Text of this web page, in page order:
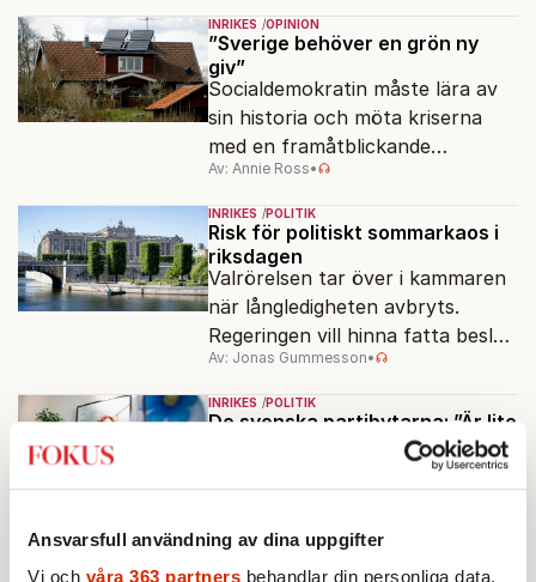
Ansvarsfull användning av dina uppgifter
Vi och våra 363 partners behandlar din personliga data,
vattenresurser?
INRIKES OPINION
”Sverige behöver en grön ny
giv”
Socialdemokratin måste lära av
sin historia och möta kriserna
med en framåtblickande
strukturpolitik för att göra
Sverige långsiktigt hållbart,
jämlikt och kriståligt.
Av: Annie Ross•
INRIKES POLITIK
Risk för politiskt sommarkaos i
riksdagen
Valrörelsen tar över i kammaren
när långledigheten avbryts.
Regeringen vill hinna fatta beslut
före valet – men oppositionen
ser sin chans att pressa
Tidösidan.
Av: Jonas Gummesson•
INRIKES POLITIK
De svenska partibytarna: ”Är lite
Inom fotbollen talar man om
"silly season" när spelare byter
rad svenska politiker bytt parti –
Av: Johan Romin